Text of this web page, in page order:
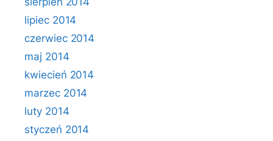
lipiec 2014
czerwiec 2014
maj 2014
kwiecień 2014
marzec 2014
luty 2014
styczeń 2014